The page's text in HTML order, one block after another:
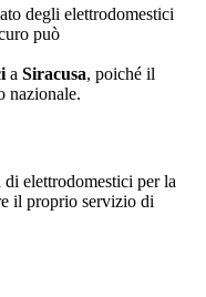
degli elettrodomestici
può
a Siracusa, poiché il
nazionale.
elettrodomestici per la
il proprio servizio di